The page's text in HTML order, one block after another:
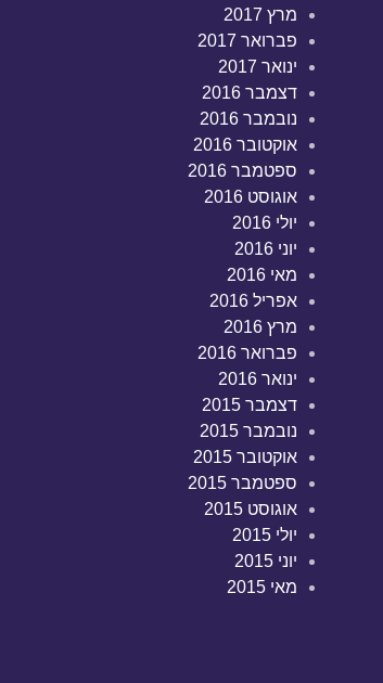
מרץ 2017
פברואר 2017
ינואר 2017
דצמבר 2016
נובמבר 2016
אוקטובר 2016
ספטמבר 2016
אוגוסט 2016
יולי 2016
יוני 2016
מאי 2016
אפריל 2016
מרץ 2016
פברואר 2016
ינואר 2016
דצמבר 2015
נובמבר 2015
אוקטובר 2015
ספטמבר 2015
אוגוסט 2015
יולי 2015
יוני 2015
מאי 2015